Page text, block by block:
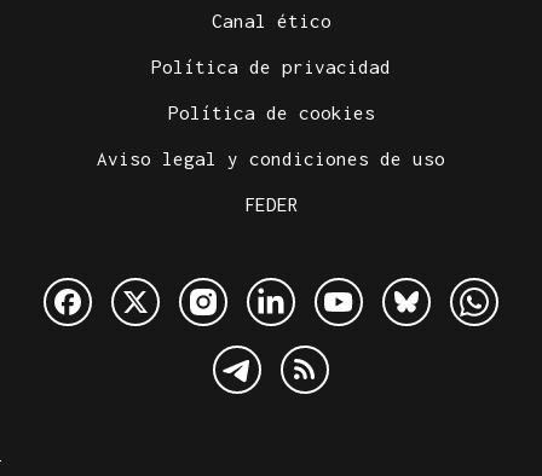
Canal ético
Política de privacidad
Política de cookies
Aviso legal y condiciones de uso
FEDER